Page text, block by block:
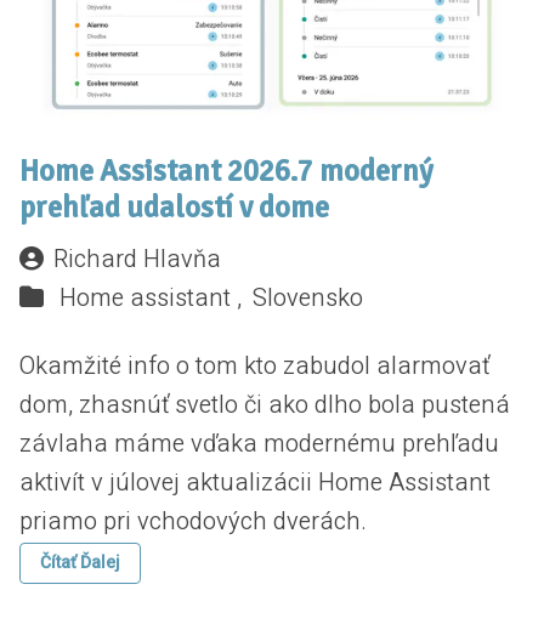
Home Assistant 2026.7 moderný
prehľad udalostí v dome
Richard Hlavňa
Home assistant , Slovensko
Okamžité info o tom kto zabudol alarmovať
dom, zhasnúť svetlo či ako dlho bola pustená
závlaha máme vďaka modernému prehľadu
aktivít v júlovej aktualizácii Home Assistant
priamo pri vchodových dverách.
Čítať Ďalej